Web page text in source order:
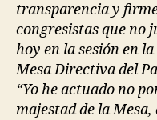
transparencia y
congresistas que no
hoy en la sesión en
Mesa Directiva del
“Yo he actuado no
majestad de la